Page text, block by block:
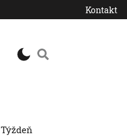
Kontakt
Týždeň